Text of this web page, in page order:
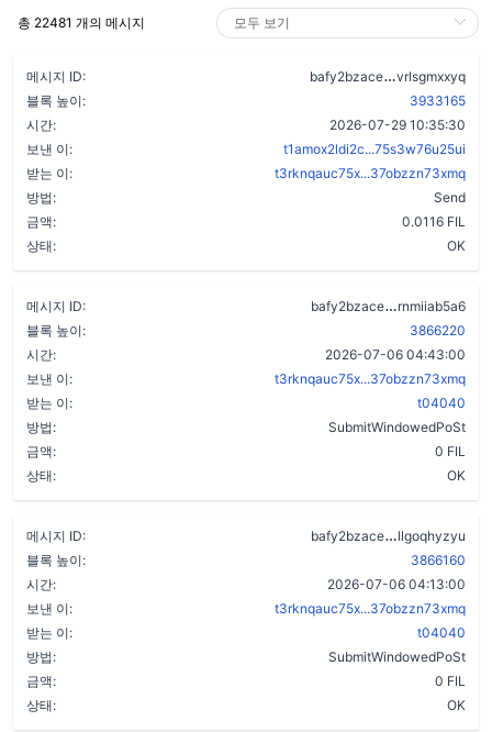
총 22481 개의 메시지
메시지 ID: bafy2bzace
vrlsgmxxyq
블록 높이:
3933165
시간:
2026-07-29 10:35:30
보낸 이:
t1amox2ldi2c...75s3w76u25ui
받는 이:
t3rknqauc75x...37obzzn73xmq
방법:
Send
금액:
0.0116 FIL
상태:
OK
메시지 ID: bafy2bzace
rnmiiab5a6
블록 높이:
3866220
시간:
2026-07-06 04:43:00
보낸 이:
t3rknqauc75x...37obzzn73xmq
받는 이:
t04040
방법:
SubmitWindowedPoSt
금액:
0 FIL
상태:
OK
메시지 ID: bafy2bzace
llgoqhyzyu
블록 높이:
3866160
시간:
2026-07-06 04:13:00
보낸 이:
t3rknqauc75x...37obzzn73xmq
받는 이:
t04040
방법:
SubmitWindowedPoSt
금액:
0 FIL
상태:
OK